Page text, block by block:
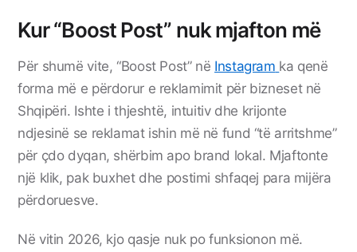
Kur “Boost Post” nuk mjafton më
Për shumë vite, “Boost Post” në Instagram ka qenë
forma më e përdorur e reklamimit për bizneset në
Shqipëri. Ishte i thjeshtë, intuitiv dhe krijonte
ndjesinë se reklamat ishin më në fund “të arritshme”
për çdo dyqan, shërbim apo brand lokal. Mjaftonte
një klik, pak buxhet dhe postimi shfaqej para mijëra
përdoruesve.
Në vitin 2026, kjo qasje nuk po funksionon më.